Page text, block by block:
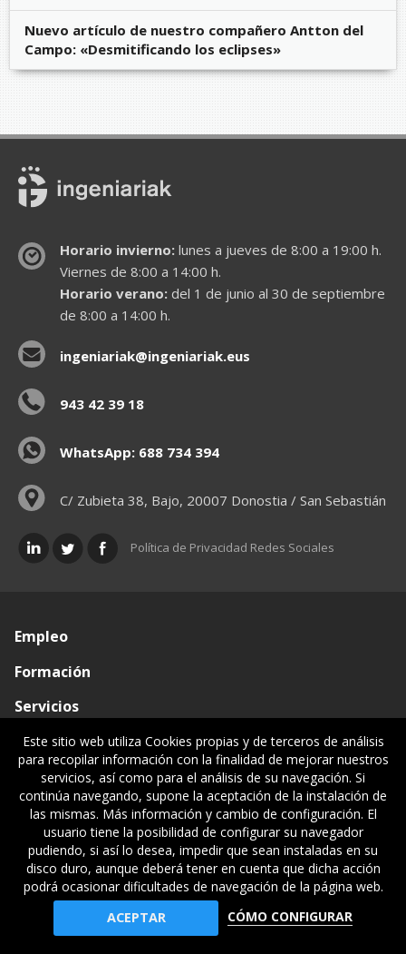
Nuevo artículo de nuestro compañero Antton del
Campo: «Desmitificando los eclipses»
Horario invierno:lunes a jueves de 8:00 a 19:00 h.
Viernes de 8:00 a 14:00 h.
Horario verano:del 1 de junio al 30 de septiembre
de 8:00 a 14:00 h.
ingeniariak@ingeniariak.eus
943 42 39 18
WhatsApp: 688 734 394
C/ Zubieta 38, Bajo, 20007 Donostia / San Sebastián
Política de Privacidad Redes Sociales
Empleo
Formación
Servicios
Conócenos
Visado de documentos
Ventanilla única
Políticas legales
© Gipuzkoako Industri Ingeniariaren Elkargo Ofiziala - Colegio
Oficial de Ingenieros Industriales de Gipuzkoa
Este sitio web utiliza Cookies propias y de terceros de análisis
para recopilar información con la finalidad de mejorar nuestros
servicios, así como para el análisis de su navegación. Si
continúa navegando, supone la aceptación de la instalación de
las mismas. Más información y cambio de configuración. El
usuario tiene la posibilidad de configurar su navegador
pudiendo, si así lo desea, impedir que sean instaladas en su
disco duro, aunque deberá tener en cuenta que dicha acción
podrá ocasionar dificultades de navegación de la página web.
ACEPTAR
CÓMO CONFIGURAR